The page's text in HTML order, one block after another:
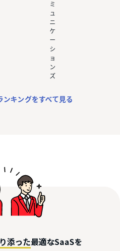
ミ
ュ
ニ
ケ
ー
シ
ョ
ン
ズ
キングをすべて見る
添った最適なSaaSを